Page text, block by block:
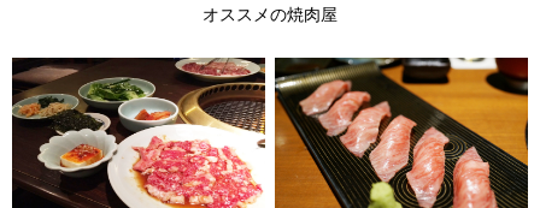
オススメの焼肉屋